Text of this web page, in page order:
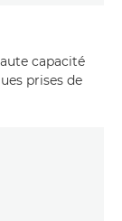
capacité
prises de